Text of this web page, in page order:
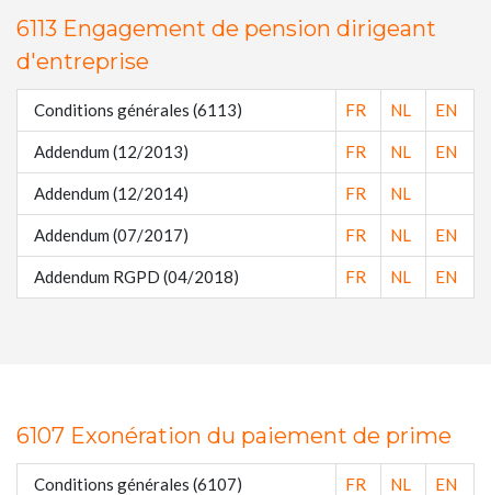
6113 Engagement de pension dirigeant
d'entreprise
Conditions générales (6113) FR NL EN
Addendum (12/2013) FR NL EN
Addendum (12/2014) FR NL
Addendum (07/2017) FR NL EN
Addendum RGPD (04/2018) FR NL EN
6107 Exonération du paiement de prime
Conditions générales (6107) FR NL EN